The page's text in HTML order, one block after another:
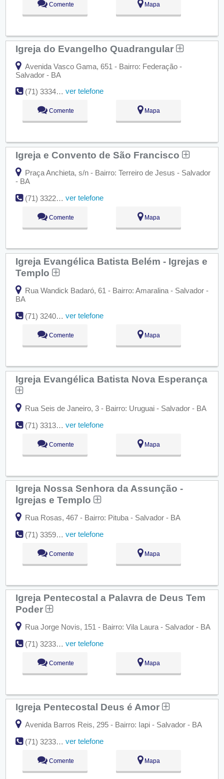
Comente Mapa
Igreja do Evangelho Quadrangular
Avenida Vasco Gama, 651 - Bairro: Federação -
Salvador - BA
(71) 3334-5344
ver telefone
Comente Mapa
Igreja e Convento de São Francisco
Praça Anchieta, s/n - Bairro: Terreiro de Jesus - Salvador
- BA
(71) 3322-6430
ver telefone
Comente Mapa
Igreja Evangélica Batista Belém - Igrejas e
Templo
Rua Wandick Badaró, 61 - Bairro: Amaralina - Salvador -
BA
(71) 3240-5076
ver telefone
Comente Mapa
Igreja Evangélica Batista Nova Esperança
Rua Seis de Janeiro, 3 - Bairro: Uruguai - Salvador - BA
(71) 3313-4157
ver telefone
Comente Mapa
Igreja Nossa Senhora da Assunção -
Igrejas e Templo
Rua Rosas, 467 - Bairro: Pituba - Salvador - BA
(71) 3359-7433
ver telefone
Comente Mapa
Igreja Pentecostal a Palavra de Deus Tem
Poder
Rua Jorge Novis, 151 - Bairro: Vila Laura - Salvador - BA
(71) 3233-8054
ver telefone
Comente Mapa
Igreja Pentecostal Deus é Amor
Avenida Barros Reis, 295 - Bairro: Iapi - Salvador - BA
(71) 3233-4909
ver telefone
Comente Mapa